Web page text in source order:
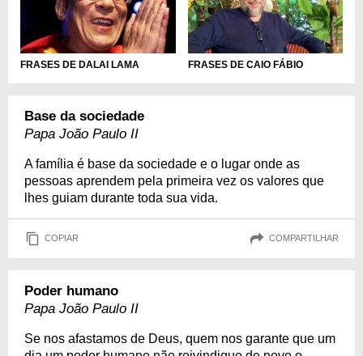
FRASES DE DALAI LAMA FRASES DE CAIO FÁBIO
Base da sociedade
Papa João Paulo II
A família é base da sociedade e o lugar onde as
pessoas aprendem pela primeira vez os valores que
lhes guiam durante toda sua vida.
COPIAR COMPARTILHAR
Poder humano
Papa João Paulo II
Se nos afastamos de Deus, quem nos garante que um